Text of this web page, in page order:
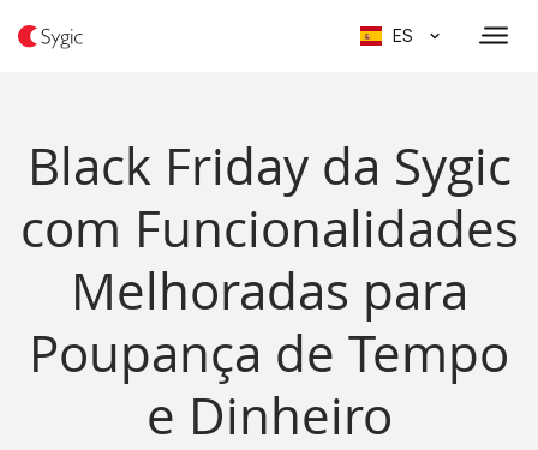
ES
Black Friday da Sygic
com Funcionalidades
Melhoradas para
Poupança de Tempo
e Dinheiro